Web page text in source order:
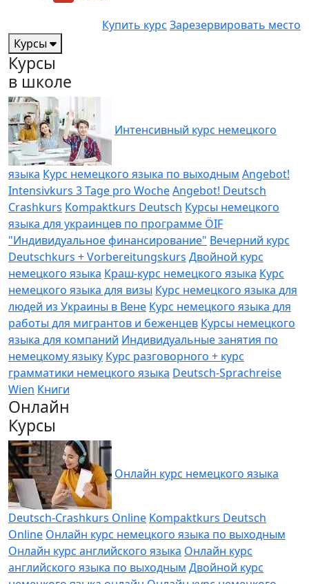
Купить курс Зарезервировать место
Курсы
Курсы
в школе
Интенсивный курс немецкого
языка Курс немецкого языка по выходным Angebot!
Intensivkurs 3 Tage pro WocheAngebot! Deutsch
Crashkurs Kompaktkurs Deutsch Курсы немецкого
языка для украинцев по программе ÖIF
"Индивидуальное финансирование" Вечерний курс
Deutschkurs + Vorbereitungskurs Двойной курс
немецкого языка Краш-курс немецкого языка Курс
немецкого языка для визы Курс немецкого языка для
людей из Украины в Вене Курс немецкого языка для
работы для мигрантов и беженцев Курсы немецкого
языка для компаний Индивидуальные занятия по
немецкому языку Курс разговорного + курс
грамматики немецкого языка Deutsch-Sprachreise
Wien Книги
Онлайн
Курсы
Онлайн курс немецкого языка
Deutsch-Crashkurs Online Kompaktkurs Deutsch
Online Онлайн курс немецкого языка по выходным
Онлайн курс английского языка Онлайн курс
английского языка по выходным Двойной курс